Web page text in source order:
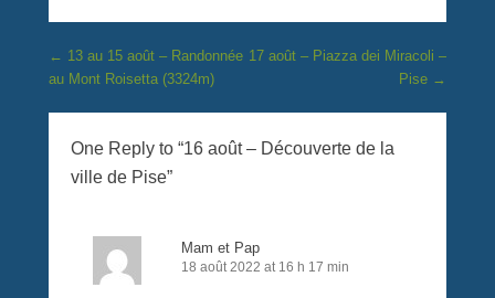
Post navigation
← 13 au 15 août – Randonnée
au Mont Roisetta (3324m)
17 août – Piazza dei Miracoli –
Pise →
One Reply to “16 août – Découverte de la
ville de Pise”
Mam et Pap
18 août 2022 at 16 h 17 min